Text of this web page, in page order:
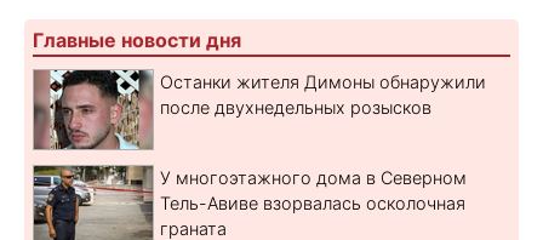
Главные новости дня
Останки жителя Димоны обнаружили
после двухнедельных розысков
У многоэтажного дома в Северном
Тель-Авиве взорвалась осколочная
граната